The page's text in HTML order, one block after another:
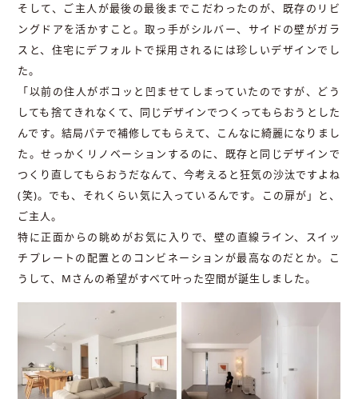
そして、ご主人が最後の最後までこだわったのが、既存のリビ
ングドアを活かすこと。取っ手がシルバー、サイドの壁がガラ
スと、住宅にデフォルトで採用されるには珍しいデザインでし
た。
「以前の住人がボコッと凹ませてしまっていたのですが、どう
しても捨てきれなくて、同じデザインでつくってもらおうとした
んです。結局パテで補修してもらえて、こんなに綺麗になりまし
た。せっかくリノベーションするのに、既存と同じデザインで
つくり直してもらおうだなんて、今考えると狂気の沙汰ですよね
(笑)。でも、それくらい気に入っているんです。この扉が」と、
ご主人。
特に正面からの眺めがお気に入りで、壁の直線ライン、スイッ
チプレートの配置とのコンビネーションが最高なのだとか。こ
うして、Mさんの希望がすべて叶った空間が誕生しました。